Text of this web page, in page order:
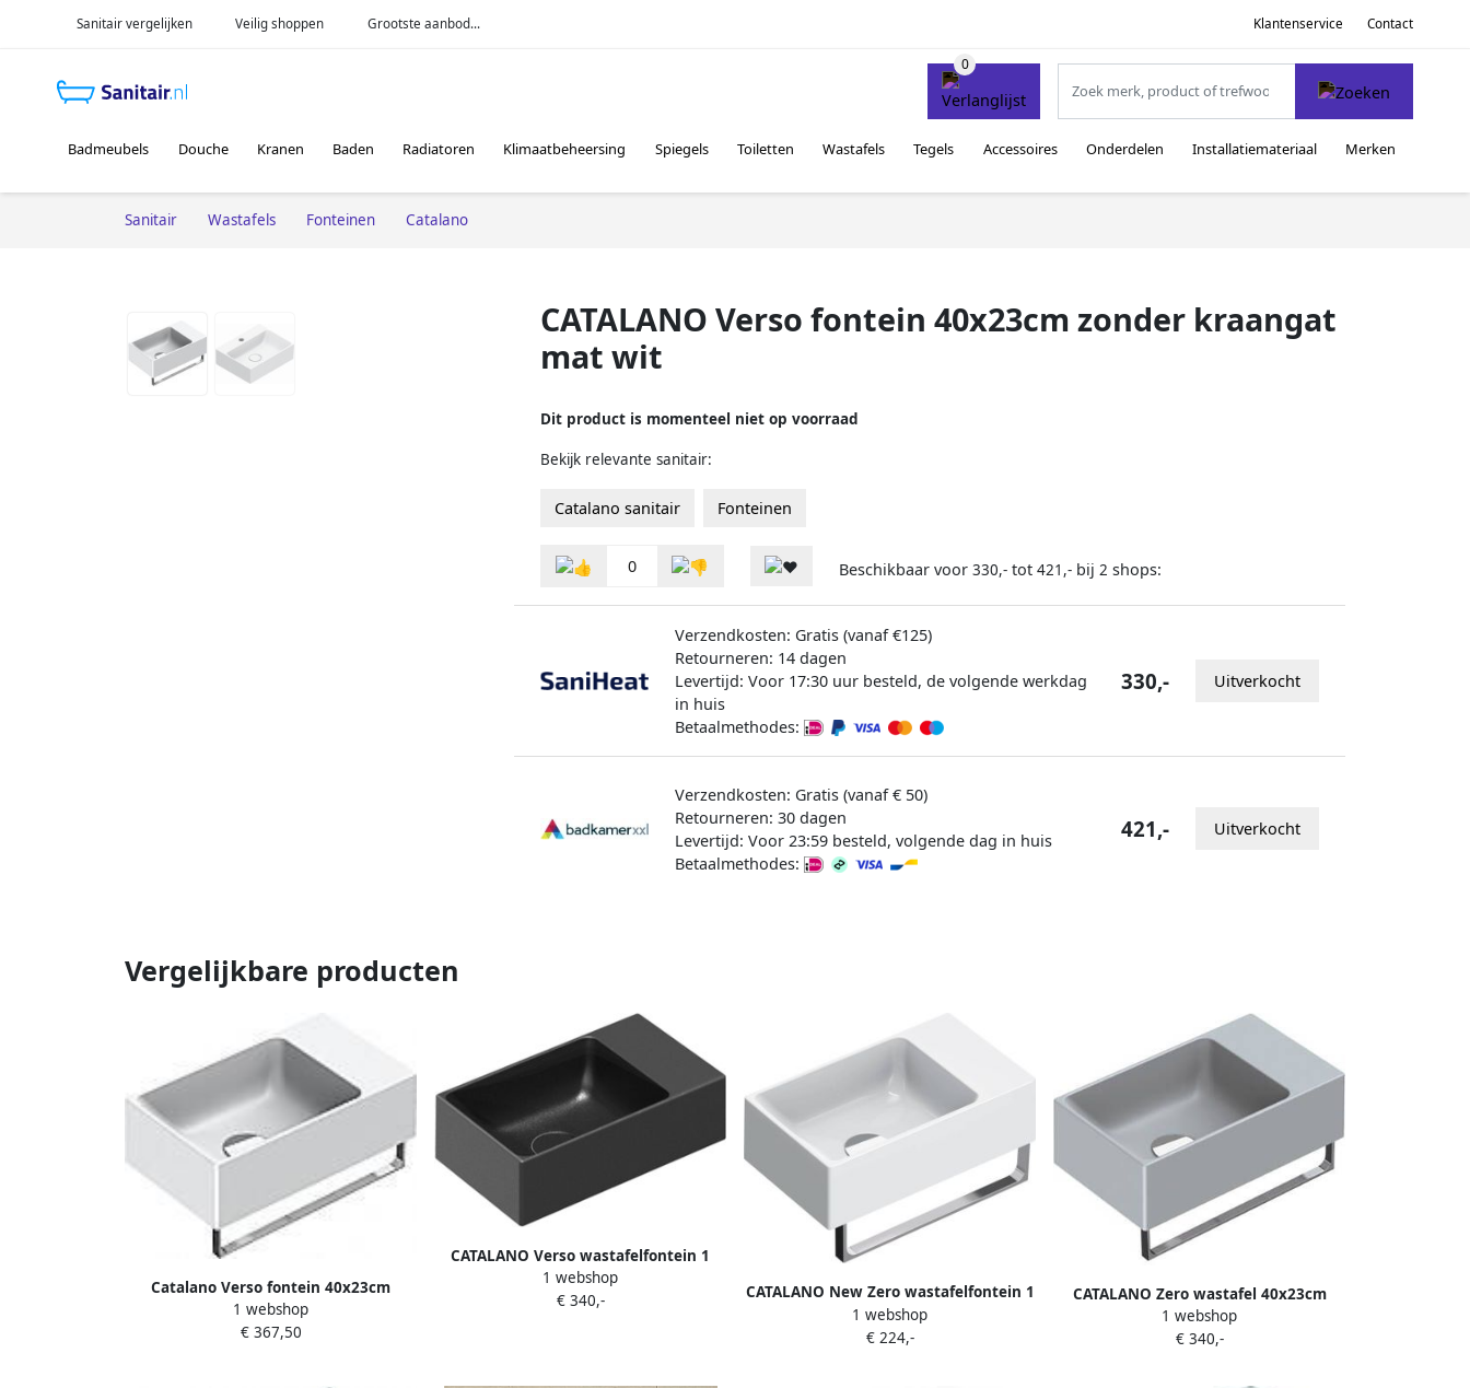
Sanitair vergelijken Veilig shoppen Grootste aanbod... Klantenservice Contact
Badmeubels Douche Kranen Baden Radiatoren Klimaatbeheersing Spiegels Toiletten Wastafels Tegels Accessoires Onderdelen Installatiemateriaal Merken
Sanitair Wastafels Fonteinen Catalano
CATALANO Verso fontein 40x23cm zonder kraangat
mat wit
Dit product is momenteel niet op voorraad
Bekijk relevante sanitair:
Catalano sanitair Fonteinen
0 Beschikbaar voor 330,- tot 421,- bij 2 shops:
Verzendkosten: Gratis (vanaf €125)
Retourneren: 14 dagen
Levertijd: Voor 17:30 uur besteld, de volgende werkdag
in huis
Betaalmethodes:
330,- Uitverkocht
Verzendkosten: Gratis (vanaf € 50)
Retourneren: 30 dagen
Levertijd: Voor 23:59 besteld, volgende dag in huis
Betaalmethodes:
421,- Uitverkocht
Vergelijkbare producten
Catalano Verso fontein 40x23cm
zonder kraangat met cataglaze mat
wit 14023VEBM
1 webshop
€ 367,50
CATALANO Verso wastafelfontein 1
waskom wand hxbxd 95x400x230mm
zonder kraangat uittikbaar rechts
1 webshop
€ 340,-
CATALANO New Zero wastafelfontein 1
waskom wand hxbxd 120x400x230mm
zonder kraangat uittikbaar rechts
1 webshop
€ 224,-
CATALANO Zero wastafel 40x23cm
cement mat. Handdoekhouderbeugel
niet inbegrepen
1 webshop
€ 340,-